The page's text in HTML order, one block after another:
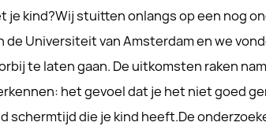
je kind?Wij stuitten onlangs op een nog
de Universiteit van Amsterdam en we
te laten gaan. De uitkomsten raken
het gevoel dat je het niet goed
schermtijd die je kind heeft.De